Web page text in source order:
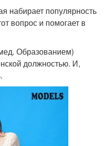
набирает популярность
вопрос и помогает в
Образованием)
должностью. И,